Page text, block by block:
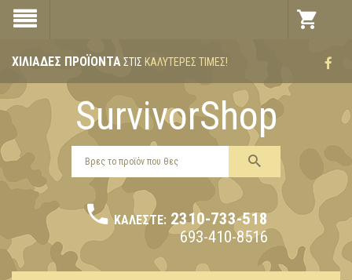
ΧΙΛΙΆΔΕΣ ΠΡΟΪΌΝΤΑΣΤΙΣ ΚΑΛΎΤΕΡΕΣ ΤΙΜΈΣ!
SurvivorShop
ΚΑΛΈΣΤΕ: 2310-733-518
693-410-8516